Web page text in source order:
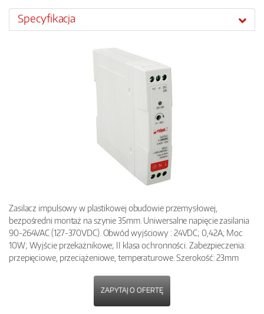
Specyfikacja
Zasilacz impulsowy w plastikowej obudowie przemysłowej,
bezpośredni montaż na szynie 35mm. Uniwersalne napięcie zasilania
90-264VAC (127-370VDC). Obwód wyjściowy : 24VDC; 0,42A; Moc
10W; Wyjście przekażnikowe; II klasa ochronności. Zabezpieczenia:
przepięciowe, przeciążeniowe, temperaturowe. Szerokość: 23mm
ZAPYTAJ O OFERTĘ